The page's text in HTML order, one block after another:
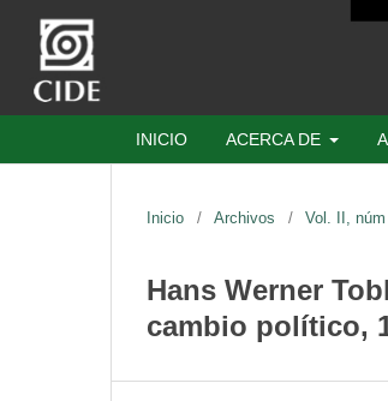
INICIO ACERCA DE
Inicio / Archivos / Vol. II,
Hans Werner
cambio político,